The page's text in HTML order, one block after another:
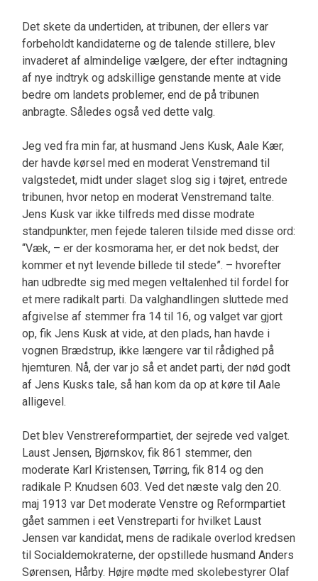
Det skete da undertiden, at tribunen, der ellers var
forbeholdt kandidaterne og de talende stillere, blev
invaderet af almindelige vælgere, der efter indtag­ning
af nye indtryk og adskillige genstande mente at vide
bedre om landets problemer, end de på tribunen
anbragte. Således også ved dette valg.
Jeg ved fra min far, at husmand Jens Kusk, Aale Kær,
der havde kørsel med en moderat Venstremand til
valgstedet, midt under slaget slog sig i tøjret, entre­de
tribunen, hvor netop en moderat Venstremand talte.
Jens Kusk var ikke tilfreds med disse modrate
standpunkter, men fejede taleren tilside med disse ord:
“Væk, – er der kosmorama her, er det nok bedst, der
kommer et nyt levende billede til stede”. – hvorefter
han udbredte sig med megen veltalenhed til fordel for
et mere radikalt parti. Da valghandlingen sluttede med
afgivelse af stem­mer fra 14 til 16, og valget var gjort
op, fik Jens Kusk at vide, at den plads, han havde i
vognen Brædstrup, ikke længere var til rådighed på
hjem­turen. Nå, der var jo så et andet parti, der nød godt
af Jens Kusks tale, så han kom da op at køre til Aale
alligevel.
Det blev Venstrereformpartiet, der sejrede ved valget.
Laust Jensen, Bjørnskov, fik 861 stemmer, den
moderate Karl Kristensen, Tørring, fik 814 og den
radikale P. Knudsen 603. Ved det næste valg den 20.
maj 1913 var Det moderate Venstre og Re­formpartiet
gået sammen i eet Venstreparti for hvilket Laust
Jensen var kandidat, mens de radika­le overlod kredsen
til Socialdemokraterne, der op­stillede husmand Anders
Sørensen, Hårby. Højre mødte med skolebestyrer Olaf